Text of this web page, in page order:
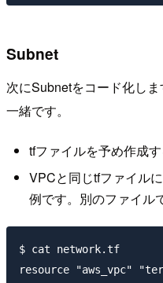
Subnet
次にSubnetをコード化し
一緒です。
tfファイルを予め作成
VPCと同じtfファイル
例です。別のファイル
$ cat network.tf
resource "aws_vpc"